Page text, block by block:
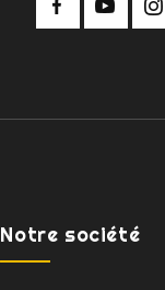
Notre société